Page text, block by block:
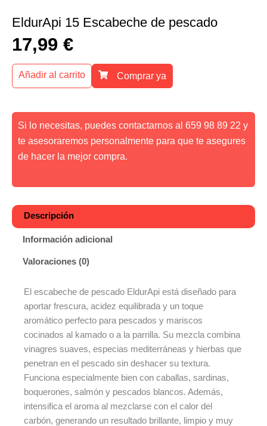
EldurApi 15 Escabeche de pescado
17,99 €
Añadir al carrito Comprar ya
Si lo necesitas, puedes contactarnos al 659 98 89 22 y
te asesoraremos personalmente para que te asegures
de hacer la mejor compra.
Descripción
Información adicional
Valoraciones (0)
El escabeche de pescado EldurApi está diseñado para
aportar frescura, acidez equilibrada y un toque
aromático perfecto para pescados y mariscos
cocinados al kamado o a la parrilla. Su mezcla combina
vinagres suaves, especias mediterráneas y hierbas que
penetran en el pescado sin deshacer su textura.
Funciona especialmente bien con caballas, sardinas,
boquerones, salmón y pescados blancos. Además,
intensifica el aroma al mezclarse con el calor del
carbón, generando un resultado brillante, limpio y muy